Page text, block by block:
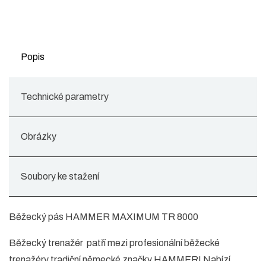
Popis
Technické parametry
Obrázky
Soubory ke stažení
Běžecký pás HAMMER MAXIMUM TR 8000
Běžecký trenažér patří mezi profesionální běžecké